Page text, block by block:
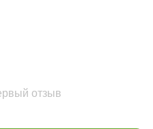
отзыв